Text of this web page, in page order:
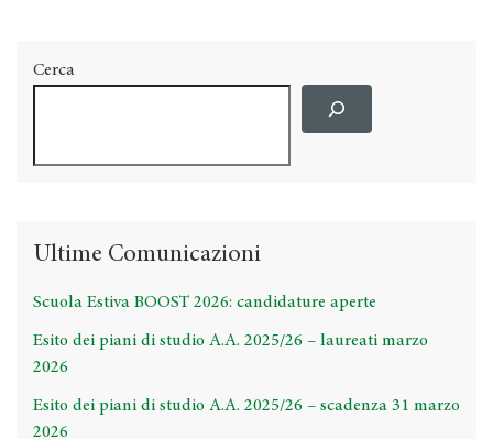
Cerca
Ultime Comunicazioni
Scuola Estiva BOOST 2026: candidature aperte
Esito dei piani di studio A.A. 2025/26 – laureati marzo
2026
Esito dei piani di studio A.A. 2025/26 – scadenza 31 marzo
2026